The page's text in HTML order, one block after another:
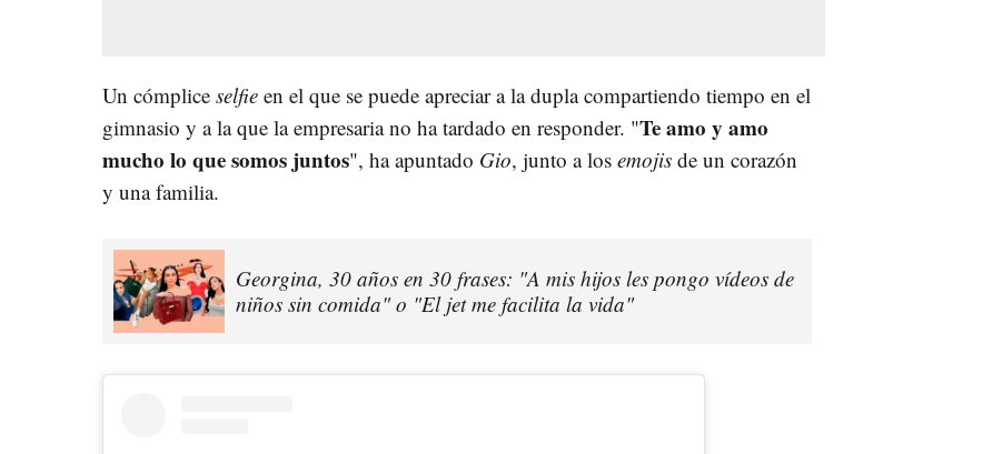
Un cómplice selfie en el que se puede apreciar a la dupla compartiendo tiempo en el
gimnasio y a la que la empresaria no ha tardado en responder. "Te amo y amo
mucho lo que somos juntos", ha apuntado Gio, junto a los emojis de un corazón
y una familia.
Georgina, 30 años en 30 frases: "A mis hijos les pongo vídeos de
niños sin comida" o "El jet me facilita la vida"